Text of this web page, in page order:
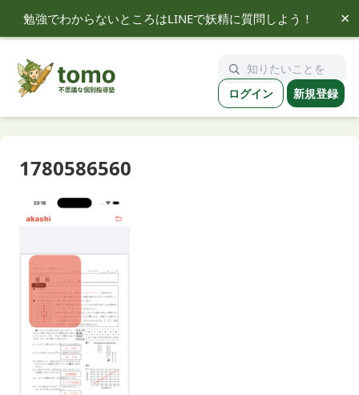
勉強でわからないところはLINEで妖精に質問しよう！ ×
tomo ログイン 新規登録
1780586560